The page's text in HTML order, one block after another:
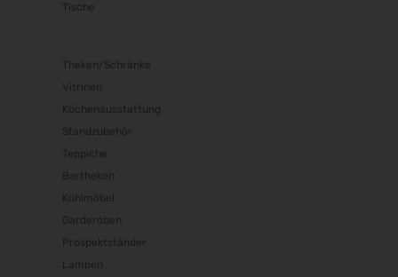
Tische
Theken/Schränke
Vitrinen
Küchenausstattung
Standzubehör
Teppiche
Bartheken
Kühlmöbel
Garderoben
Prospektständer
Lampen